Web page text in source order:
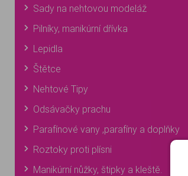
Sady na nehtovou modeláž
Pilníky, manikúrní dřívka
Lepidla
Štětce
Nehtové Tipy
Odsávačky prachu
Parafínové vany ,parafíny a doplňky
Roztoky proti plísni
Manikúrní nůžky, štipky a kleště.